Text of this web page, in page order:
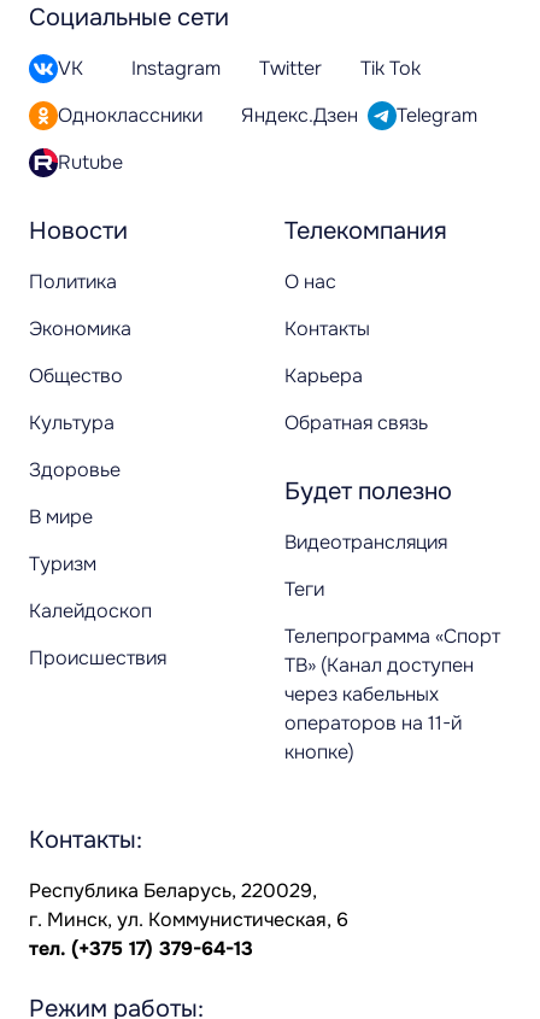
Новости
Политика
Экономика
Общество
Культура
Здоровье
В мире
Туризм
Калейдоскоп
Происшествия
Телекомпания
О нас
Контакты
Карьера
Обратная связь
Будет полезно
Видеотрансляция
Теги
Телепрограмма «Спорт
ТВ» (Канал доступен
через кабельных
операторов на 11-й
кнопке)
Социальные сети
VK Instagram Twitter
Tik Tok
Одноклассники
Яндекс.Дзен
Telegram
Rutube
Контакты:
Республика Беларусь, 220029,
г. Минск, ул. Коммунистическая, 6
тел. (+375 17) 379-64-13
Режим работы: